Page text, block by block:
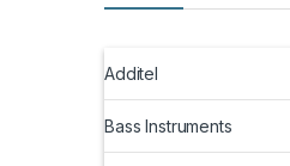
Additel
Bass Instruments